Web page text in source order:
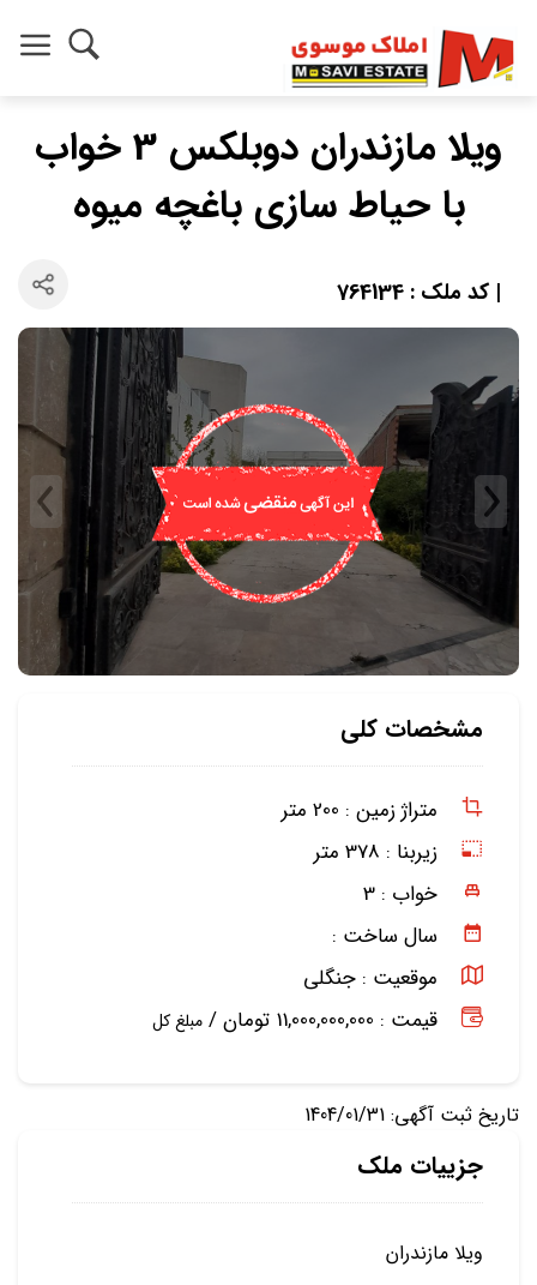
ویلا مازندران دوبلکس 3 خواب
با حیاط سازی باغچه میوه
| کد ملک : 764134
مشخصات کلی
متراژ زمین : 200 متر
زیربنا : 378 متر
خواب : 3
سال ساخت :
موقعیت : جنگلی
قیمت : 11,000,000,000 تومان /
مبلغ کل
تاریخ ثبت آگهی: 1404/01/31
جزییات ملک
ویلا مازندران